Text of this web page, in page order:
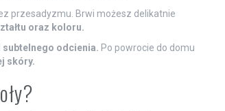
przesadyzmu. Brwi możesz delikatnie
oraz koloru.
subtelnego odcienia. Po powrocie do domu
skóry.